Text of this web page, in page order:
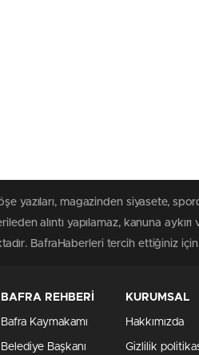
yazıları, magazinden siyasete,
alıntı yapılamaz, kanuna
BafraHaberleri tercih ettiğiniz
BAFRA REHBERİ
Bafra Kaymakamı
Belediye Başkanı
KURUMSAL
Hakkımızda
Gizlilik